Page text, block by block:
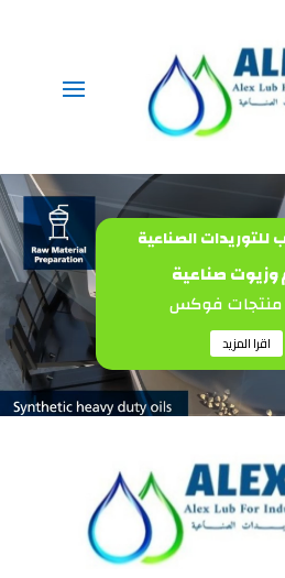
الصناعية
صناعية
منتجات فوكس
اقرا المزيد